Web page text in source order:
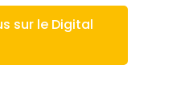
sur le Digital